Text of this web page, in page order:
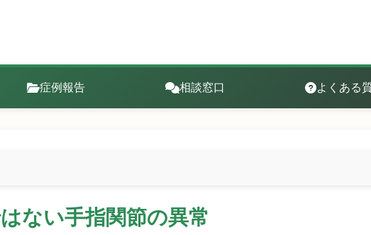
症例報告 相談窓口 よくある
ない手指関節の異常